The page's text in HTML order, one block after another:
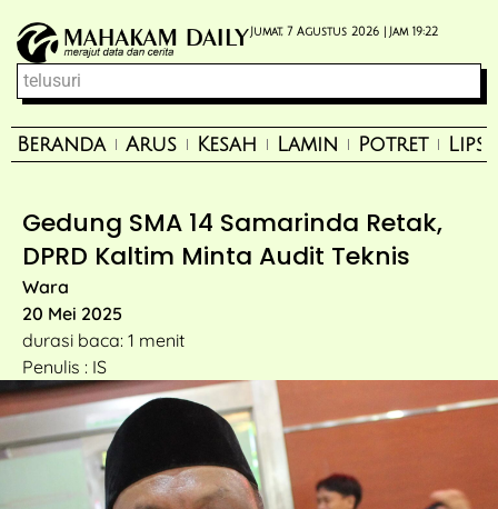
Jumat, 7 Agustus 2026 | Jam 19:22
Beranda Arus Kesah Lamin Potret
Gedung SMA 14 Samarinda Retak,
DPRD Kaltim Minta Audit Teknis
Wara
20 Mei 2025
durasi baca: 1 menit
Penulis : IS